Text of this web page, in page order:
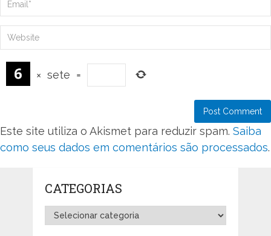
× sete =
Este site utiliza o Akismet para reduzir spam. Saiba
como seus dados em comentários são processados.
CATEGORIAS
Categorias